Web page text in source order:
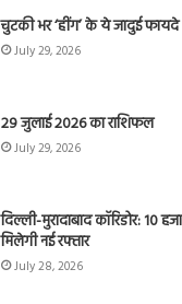
चुटकी भर ‘हींग’ के ये जादुई
July 29, 2026
29 जुलाई 2026 का राशिफल
July 29, 2026
दिल्ली-मुरादाबाद कॉरिडोर: 10
मिलेगी नई रफ्तार
July 28, 2026